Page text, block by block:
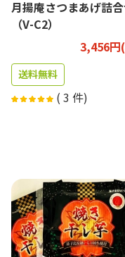
月揚庵さつまあげ詰
（V-C2）
3,456円
送料無料
( 3 件)